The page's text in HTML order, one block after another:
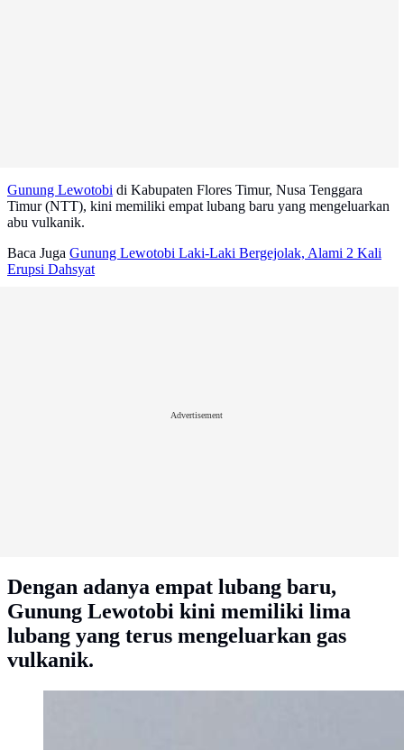
Gunung Lewotobi di Kabupaten Flores Timur, Nusa Tenggara
Timur (NTT), kini memiliki empat lubang baru yang mengeluarkan
abu vulkanik.
Baca Juga Gunung Lewotobi Laki-Laki Bergejolak, Alami 2 Kali
Erupsi Dahsyat
Advertisement
Dengan adanya empat lubang baru,
Gunung Lewotobi kini memiliki lima
lubang yang terus mengeluarkan gas
vulkanik.